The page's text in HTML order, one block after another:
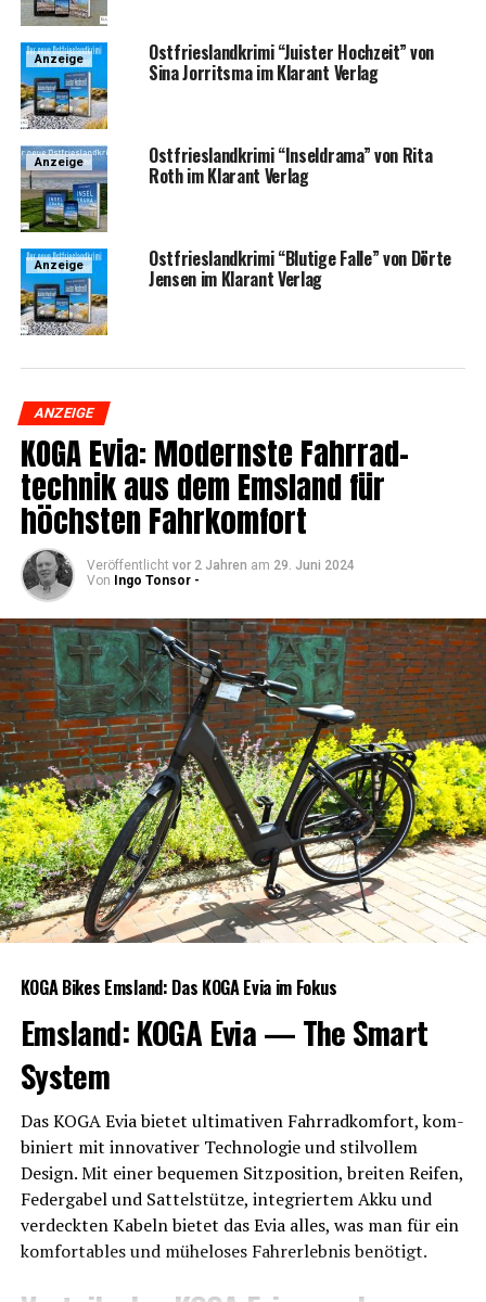
Anzeige Ost­fries­land­kri­mi “Juis­ter Hoch­zeit” von
Sina Jor­rit­s­ma im Klar­ant Verlag
Anzeige Ost­fries­land­kri­mi “Insel­dra­ma” von Rita
Roth im Klar­ant Verlag
Anzeige Ost­fries­land­kri­mi “Blu­ti­ge Fal­le” von Dör­te
Jen­sen im Klar­ant Verlag
ANZEIGE
KOGA Evia: Moderns­te Fahr­rad­
tech­nik aus dem Ems­land für
höchs­ten Fahrkomfort
Veröffentlicht vor 2 Jahren am 29. Juni 2024
Von
Ingo Tonsor -
KOGA Bikes Ems­land: Das KOGA Evia im Fokus
Ems­land: KOGA Evia — The Smart
System
Das KOGA Evia bie­tet ulti­ma­ti­ven Fahr­rad­kom­fort, kom­
bi­niert mit inno­va­ti­ver Tech­no­lo­gie und stil­vol­lem
Design. Mit einer beque­men Sitz­po­si­ti­on, brei­ten Rei­fen,
Feder­ga­bel und Sat­tel­stüt­ze, inte­grier­tem Akku und
ver­deck­ten Kabeln bie­tet das Evia alles, was man für ein
kom­for­ta­bles und mühe­lo­ses Fahr­erleb­nis benötigt.